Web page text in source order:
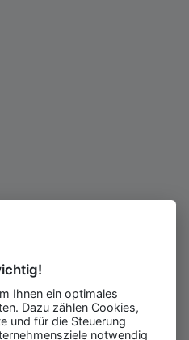
Ihnen ein optimales
Dazu zählen Cookies,
und für die Steuerung
notwendig